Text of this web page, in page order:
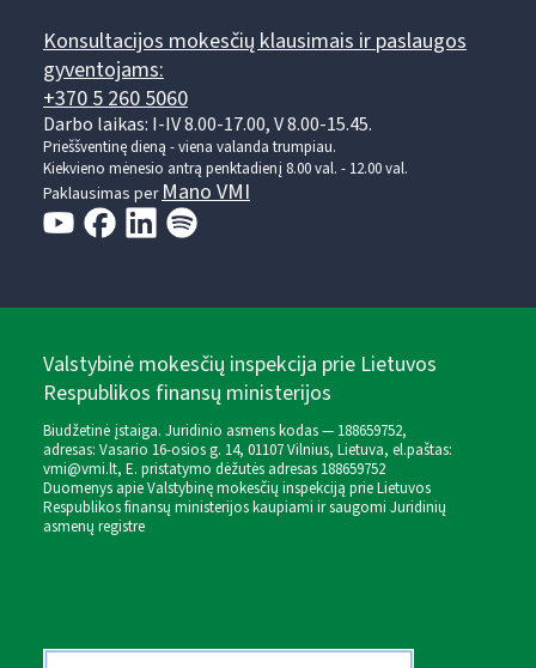
Konsultacijos mokesčių klausimais ir paslaugos
gyventojams:
+370 5 260 5060
Darbo laikas: I-IV 8.00-17.00, V 8.00-15.45.
Prieššventinę dieną - viena valanda trumpiau.
Kiekvieno mėnesio antrą penktadienį 8.00 val. - 12.00 val.
Paklausimas perMano VMI
Valstybinė mokesčių inspekcija prie Lietuvos
Respublikos finansų ministerijos
Biudžetinė įstaiga. Juridinio asmens kodas — 188659752,
adresas: Vasario 16-osios g. 14, 01107 Vilnius, Lietuva, el.paštas:
vmi@vmi.lt, E. pristatymo dėžutės adresas 188659752
Duomenys apie Valstybinę mokesčių inspekciją prie Lietuvos
Respublikos finansų ministerijos kaupiami ir saugomi Juridinių
asmenų registre